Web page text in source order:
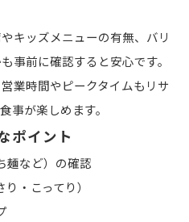
キッズメニューの有無、バリ
事前に確認すると安心です。
業時間やピークタイムもリサ
事が楽しめます。
ポイント
麺など）の確認
・こってり）